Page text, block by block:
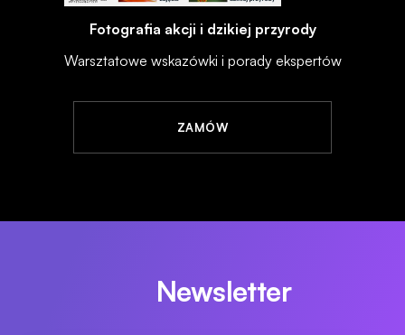
Fotografia akcji i dzikiej przyrody
Warsztatowe wskazówki i porady ekspertów
ZAMÓW
Newsletter